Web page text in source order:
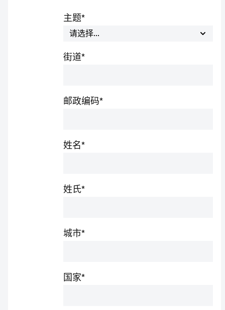
主题*
街道*
邮政编码*
姓名*
姓氏*
城市*
国家*